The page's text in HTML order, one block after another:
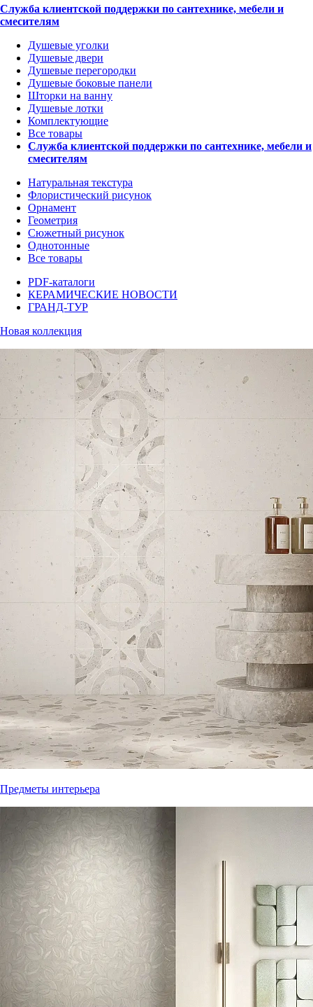
Служба клиентской поддержки по сантехнике, мебели и
смесителям
Душевые уголки
Душевые двери
Душевые перегородки
Душевые боковые панели
Шторки на ванну
Душевые лотки
Комплектующие
Все товары
Служба клиентской поддержки по сантехнике, мебели и
смесителям
Натуральная текстура
Флористический рисунок
Орнамент
Геометрия
Сюжетный рисунок
Однотонные
Все товары
PDF-каталоги
КЕРАМИЧЕСКИЕ НОВОСТИ
ГРАНД-ТУР
Новая коллекция
Предметы интерьера